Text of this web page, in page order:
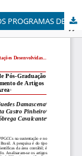
USO DAS DISSERTAÇÕES DESENVOLVIDAS NOS PROGRAMAS DE PÓS-GRADUAÇÃO EM CIÊNCIAS CONTÁBEIS NA SUSTENTAÇÃO E DESENVOLVIMENTO DE ARTIGOS CIENTÍFICOS PUBLICADOS EM EVENTOS DA ÁREA